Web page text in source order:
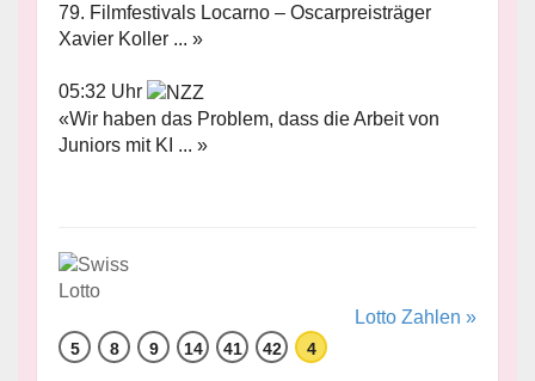
79. Filmfestivals Locarno – Oscarpreisträger
Xavier Koller ... »
05:32 Uhr
«Wir haben das Problem, dass die Arbeit von
Juniors mit KI ... »
Lotto Zahlen »
5 8 9 14 41 42 4